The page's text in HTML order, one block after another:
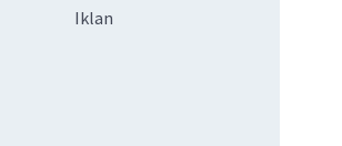
Iklan